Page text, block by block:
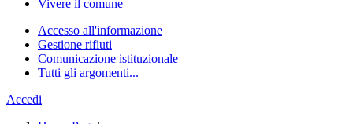
Vivere il comune
Accesso all'informazione
Gestione rifiuti
Comunicazione istituzionale
Tutti gli argomenti...
Accedi